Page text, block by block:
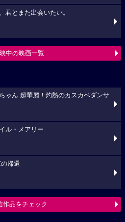
君とまた出会いたい。
中の映画一覧
ゃん 超華麗！灼熱のカスカベダンサ
ル・メアリー
帰還
作品をチェック